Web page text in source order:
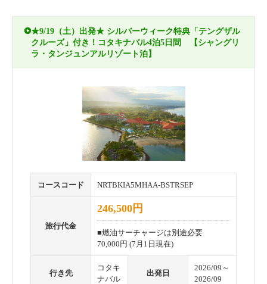
★9/19（土）出発★ シルバーウィーク特典「テングザル
クルーズ」付き！コタキナバル4泊5日間 【シャングリ
ラ・タンジュンアルリゾート泊】
コースコード NRTBKIA5MHAA-BSTRSEP
旅行代金
246,500円
■燃油サーチャージは別途必要
70,000円 (7月1日現在)
行き先
コタキ
ナバル
出発日
2026/09～
2026/09